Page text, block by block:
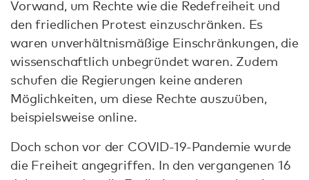
Vorwand, um Rechte wie die Redefreiheit und
den friedlichen Protest einzuschränken. Es
waren unverhältnismäßige Einschränkungen, die
wissenschaftlich unbegründet waren. Zudem
schufen die Regierungen keine anderen
Möglichkeiten, um diese Rechte auszuüben,
beispielsweise online.
Doch schon vor der COVID-19-Pandemie wurde
die Freiheit angegriffen. In den vergangenen 16